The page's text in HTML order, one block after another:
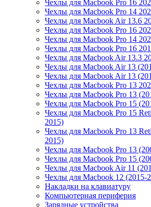
Чехлы для Macbook Pro 16
Чехлы для Macbook Pro 14
Чехлы для Macbook Air 13.6
Чехлы для Macbook Pro 16
Чехлы для Macbook Pro 14
Чехлы для Macbook Pro 16
Чехлы для Macbook Air 13.3
Чехлы для Macbook Air 13
Чехлы для Macbook Air 13
Чехлы для Macbook Pro 13
Чехлы для Macbook Pro 13
Чехлы для Macbook Pro 15
Чехлы для Macbook Pro 15
2015)
Чехлы для Macbook Pro 13
2015)
Чехлы для Macbook Pro 13
Чехлы для Macbook Pro 15
Чехлы для Macbook Air 11
Чехлы для Macbook 12 (2015-
Накладки на клавиатуру
Компьютерная периферия
Зарядные устройства